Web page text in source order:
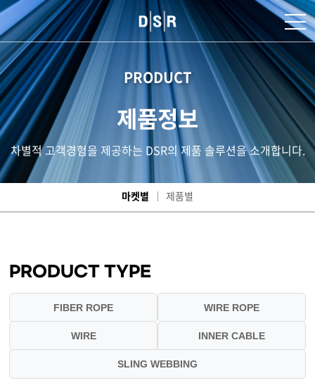
PRODUCT
제품정보
차별적 고객경험을 제공하는 DSR의 제품 솔루션을 소개합니다.
마켓별 제품별
PRODUCT TYPE
FIBER ROPE WIRE ROPE
WIRE INNER CABLE
SLING WEBBING